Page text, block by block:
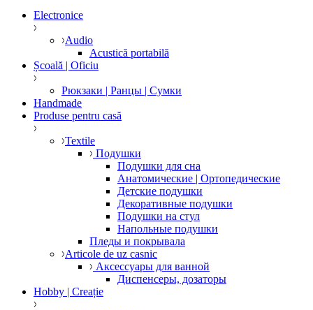
Electronice
Audio
Acustică portabilă
Școală | Oficiu
Рюкзаки | Ранцы | Сумки
Handmade
Produse pentru casă
Textile
Подушки
Подушки для сна
Анатомические | Ортопедические
Детские подушки
Декоративные подушки
Подушки на стул
Напольные подушки
Пледы и покрывала
Articole de uz casnic
Аксессуары для ванной
Диспенсеры, дозаторы
Hobby | Creație